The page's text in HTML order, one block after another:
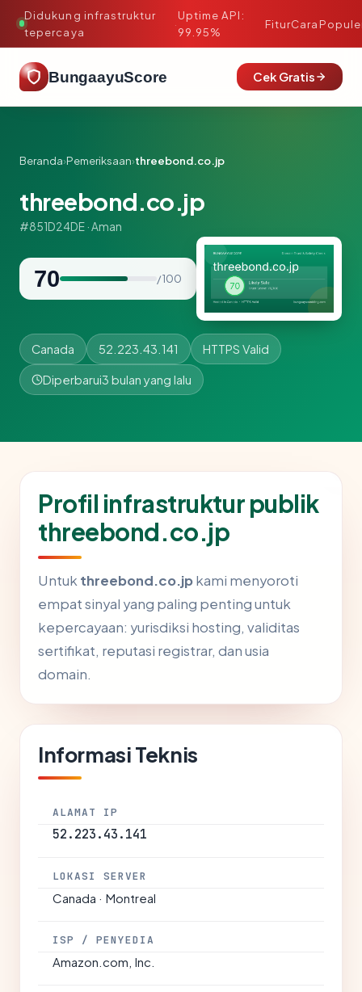
Didukung infrastruktur
tepercaya
·
Uptime API:
99.95%
FiturCara
BungaayuScore Cek Gratis
Beranda›Pemeriksaan›threebond.co.jp
threebond.co.jp
#851D24DE · Aman
70 / 100
Canada 52.223.43.141 HTTPS Valid
Diperbarui3 bulan yang lalu
Profil infrastruktur publik
threebond.co.jp
Untuk threebond.co.jpkami menyoroti
empat sinyal yang paling penting untuk
kepercayaan: yurisdiksi hosting, validitas
sertifikat, reputasi registrar, dan usia
domain.
Informasi Teknis
ALAMAT IP
52.223.43.141
LOKASI SERVER
Canada · Montreal
ISP / PENYEDIA
Amazon.com, Inc.